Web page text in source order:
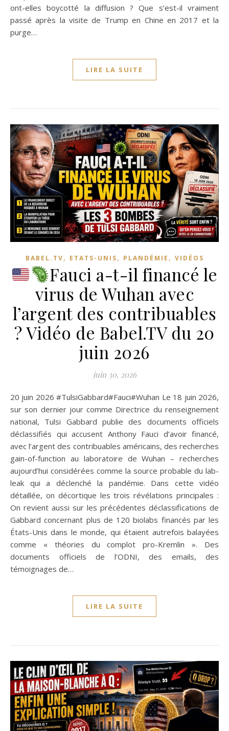
ont-elles boycotté la diffusion ? Que s’est-il vraiment
passé après la visite de Trump en Chine en 2017 et la
purge…
LIRE LA SUITE
BABEL.TV, ETATS-UNIS, PLANDÉMIE , VIDÉOS
Fauci a-t-il financé le
virus de Wuhan avec
l’argent des contribuables
? Vidéo de Babel.TV du 20
juin 2026
juin 30, 2026
20 juin 2026 #TulsiGabbard#Fauci#Wuhan Le 18 juin 2026,
sur son dernier jour comme Directrice du renseignement
national, Tulsi Gabbard publie des documents officiels
déclassifiés qui accusent Anthony Fauci d’avoir financé,
avec l’argent des contribuables américains, des recherches
gain-of-function au laboratoire de Wuhan – recherches
aujourd’hui considérées comme la source probable du lab-
leak qui a déclenché la pandémie. Dans cette vidéo
détaillée, on décortique les trois révélations principales :
On revient aussi sur les précédentes déclassifications de
Gabbard concernant plus de 120 biolabs financés par les
États-Unis dans le monde, qui étaient autrefois balayées
comme « théories du complot pro-Kremlin ». Des
documents officiels de l’ODNI, des emails, des
témoignages de…
LIRE LA SUITE